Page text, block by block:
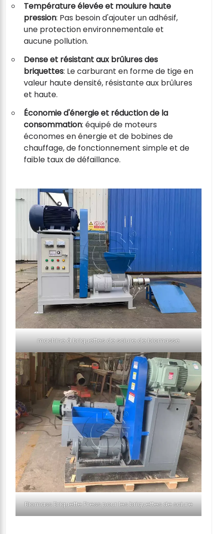
Température élevée et moulure haute
pression: Pas besoin d'ajouter un adhésif,
une protection environnementale et
aucune pollution.
Dense et résistant aux brûlures des
briquettes: Le carburant en forme de tige en
valeur haute densité, résistante aux brûlures
et haute.
Économie d'énergie et réduction de la
consommation: équipé de moteurs
économes en énergie et de bobines de
chauffage, de fonctionnement simple et de
faible taux de défaillance.
machine à briquettes de sciure de biomasse
Biomass Briquette Press pour les briquettes de sciure